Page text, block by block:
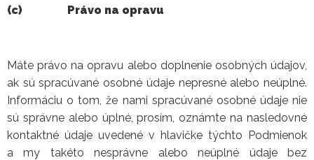
(c) Právo na opravu
Máte právo na opravu alebo doplnenie osobných údajov,
ak sú spracúvané osobné údaje nepresné alebo neúplné.
Informáciu o tom, že nami spracúvané osobné údaje nie
sú správne alebo úplné, prosím, oznámte na nasledovné
kontaktné údaje uvedené v hlavičke týchto Podmienok
a my takéto nesprávne alebo neúplné údaje bez